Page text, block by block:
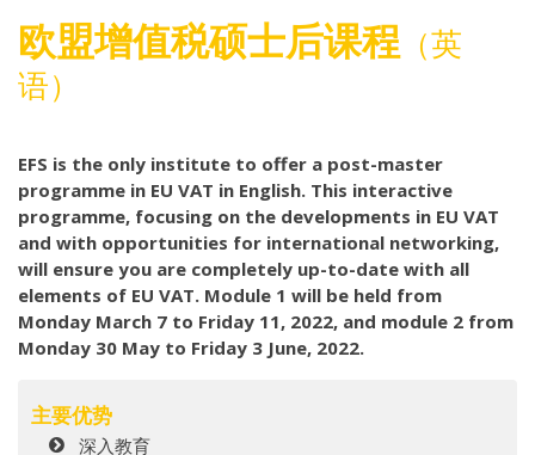
欧盟增值税硕士后课程（英
语）
EFS is the only institute to offer a post-master
programme in EU VAT in English. This interactive
programme, focusing on the developments in EU VAT
and with opportunities for international networking,
will ensure you are completely up-to-date with all
elements of EU VAT. Module 1 will be held from
Monday March 7 to Friday 11, 2022, and module 2 from
Monday 30 May to Friday 3 June, 2022.
主要优势
深入教育